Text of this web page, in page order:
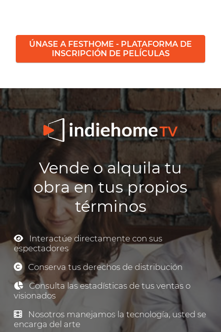
ÚNASE A FESTHOME - PLATAFORMA DE
INSCRIPCIÓN DE PELÍCULAS
Vende o alquila tu
obra en tus propios
términos
Interactúe directamente con sus
espectadores
Conserva tus derechos de distribución
Consulta las estadísticas de tus ventas o
visionados
Nosotros manejamos la tecnología, usted se
encarga del arte